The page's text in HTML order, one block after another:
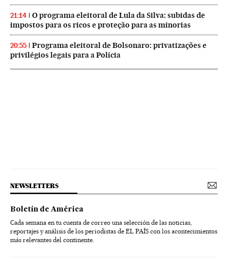
21:14
O programa eleitoral de Lula da Silva: subidas de
impostos para os ricos e proteção para as minorias
20:55
Programa eleitoral de Bolsonaro: privatizações e
privilégios legais para a Polícia
NEWSLETTERS
Boletín de América
Cada semana en tu cuenta de correo una selección de las noticias,
reportajes y análisis de los periodistas de EL PAÍS con los acontecimientos
más relevantes del continente.